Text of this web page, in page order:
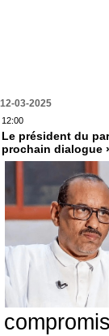
12-03-2025
12:00
Le président du
prochain dialogue